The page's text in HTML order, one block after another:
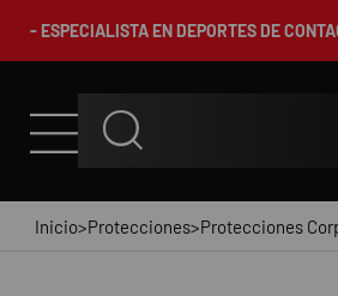
- ESPECIALISTA EN DEPORTES DE
Inicio>Protecciones>Protecciones